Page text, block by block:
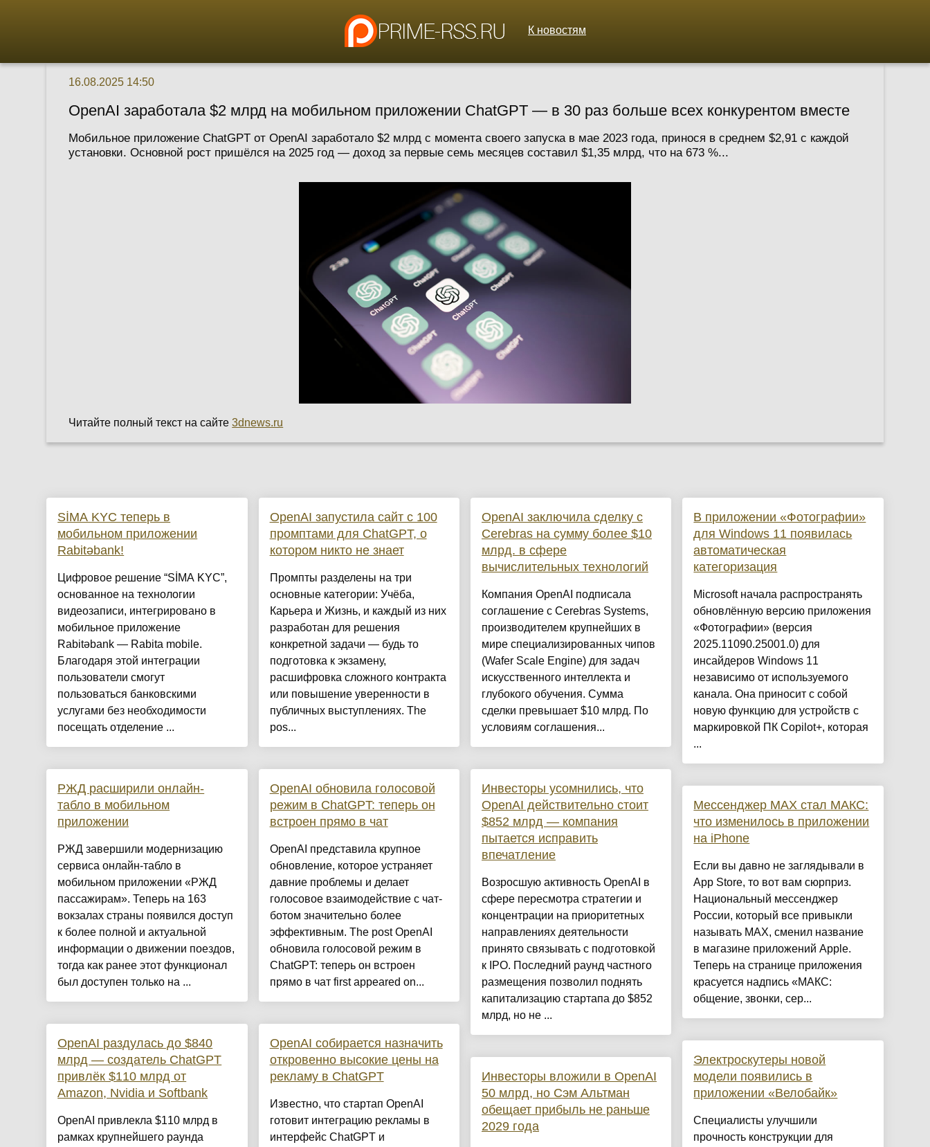
К новостям
16.08.2025 14:50
OpenAI заработала $2 млрд на мобильном приложении ChatGPT — в 30 раз больше всех конкурентом вместе
Мобильное приложение ChatGPT от OpenAI заработало $2 млрд с момента своего запуска в мае 2023 года, принося в среднем $2,91 с каждой
установки. Основной рост пришёлся на 2025 год — доход за первые семь месяцев составил $1,35 млрд, что на 673 %...
Читайте полный текст на сайте3dnews.ru
SİMA KYC теперь в
мобильном приложении
Rabitəbank!
Цифровое решение “SİMA KYC”,
основанное на технологии
видеозаписи, интегрировано в
мобильное приложение
Rabitəbank — Rabita mobile.
Благодаря этой интеграции
пользователи смогут
пользоваться банковскими
услугами без необходимости
посещать отделение ...
РЖД расширили онлайн-
табло в мобильном
приложении
РЖД завершили модернизацию
сервиса онлайн-табло в
мобильном приложении «РЖД
пассажирам». Теперь на 163
вокзалах страны появился доступ
к более полной и актуальной
информации о движении поездов,
тогда как ранее этот функционал
был доступен только на ...
OpenAI раздулась до $840
млрд — создатель ChatGPT
привлёк $110 млрд от
Amazon, Nvidia и Softbank
OpenAI привлекла $110 млрд в
рамках крупнейшего раунда
OpenAI запустила сайт с 100
промптами для ChatGPT, о
котором никто не знает
Промпты разделены на три
основные категории: Учёба,
Карьера и Жизнь, и каждый из них
разработан для решения
конкретной задачи — будь то
подготовка к экзамену,
расшифровка сложного контракта
или повышение уверенности в
публичных выступлениях. The
pos...
OpenAI обновила голосовой
режим в ChatGPT: теперь он
встроен прямо в чат
OpenAI представила крупное
обновление, которое устраняет
давние проблемы и делает
голосовое взаимодействие с чат-
ботом значительно более
эффективным. The post OpenAI
обновила голосовой режим в
ChatGPT: теперь он встроен
прямо в чат first appeared on...
OpenAI собирается назначить
откровенно высокие цены на
рекламу в ChatGPT
Известно, что стартап OpenAI
готовит интеграцию рекламы в
интерфейс ChatGPT и
OpenAI заключила сделку с
Cerebras на сумму более $10
млрд. в сфере
вычислительных технологий
Компания OpenAI подписала
соглашение с Cerebras Systems,
производителем крупнейших в
мире специализированных чипов
(Wafer Scale Engine) для задач
искусственного интеллекта и
глубокого обучения. Сумма
сделки превышает $10 млрд. По
условиям соглашения...
Инвесторы усомнились, что
OpenAI действительно стоит
$852 млрд — компания
пытается исправить
впечатление
Возросшую активность OpenAI в
сфере пересмотра стратегии и
концентрации на приоритетных
направлениях деятельности
принято связывать с подготовкой
к IPO. Последний раунд частного
размещения позволил поднять
капитализацию стартапа до $852
млрд, но не ...
Инвесторы вложили в OpenAI
50 млрд, но Сэм Альтман
обещает прибыль не раньше
2029 года
В приложении «Фотографии»
для Windows 11 появилась
автоматическая
категоризация
Microsoft начала распространять
обновлённую версию приложения
«Фотографии» (версия
2025.11090.25001.0) для
инсайдеров Windows 11
независимо от используемого
канала. Она приносит с собой
новую функцию для устройств с
маркировкой ПК Copilot+, которая
...
Мессенджер MAX стал МАКС:
что изменилось в приложении
на iPhone
Если вы давно не заглядывали в
App Store, то вот вам сюрприз.
Национальный мессенджер
России, который все привыкли
называть MAX, сменил название
в магазине приложений Apple.
Теперь на странице приложения
красуется надпись «МАКС:
общение, звонки, сер...
Электроскутеры новой
модели появились в
приложении «Велобайк»
Специалисты улучшили
прочность конструкции для